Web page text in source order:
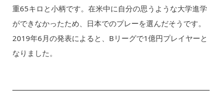
重65キロと小柄です。在米中に自分の思うような大学進学
ができなかったため、日本でのプレーを選んだそうです。
2019年6月の発表によると、Bリーグで1億円プレイヤーと
なりました。